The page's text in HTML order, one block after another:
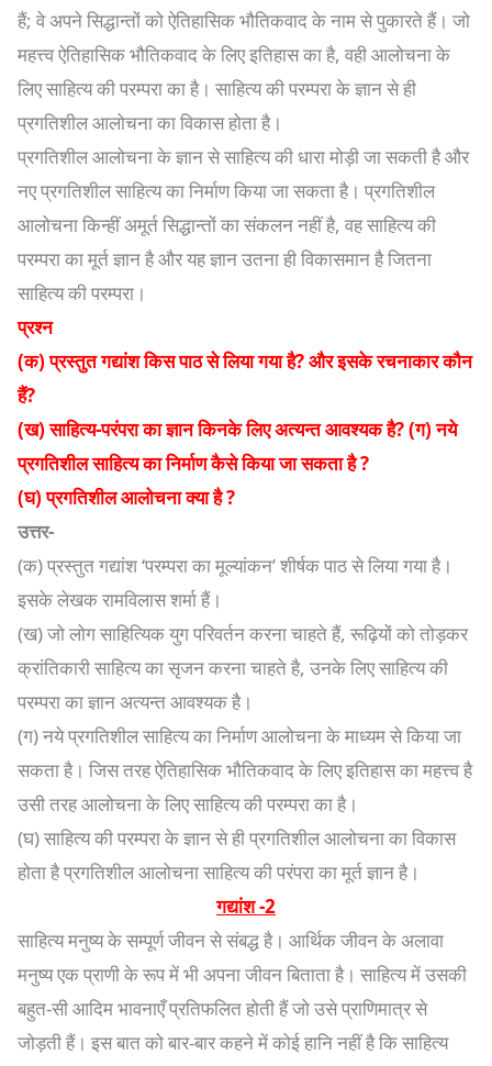
हैं; वे अपने सिद्धान्तों को ऐतिहासिक भौतिकवाद के नाम से पुकारते हैं। जो
महत्त्व ऐतिहासिक भौतिकवाद के लिए इतिहास का है, वही आलोचना के
लिए साहित्य की परम्परा का है। साहित्य की परम्परा के ज्ञान से ही
प्रगतिशील आलोचना का विकास होता है।
प्रगतिशील आलोचना के ज्ञान से साहित्य की धारा मोड़ी जा सकती है और
नए प्रगतिशील साहित्य का निर्माण किया जा सकता है। प्रगतिशील
आलोचना किन्हीं अमूर्त सिद्धान्तों का संकलन नहीं है, वह साहित्य की
परम्परा का मूर्त ज्ञान है और यह ज्ञान उतना ही विकासमान है जितना
साहित्य की परम्परा।
प्रश्न
(क) प्रस्तुत गद्यांश किस पाठ से लिया गया है? और इसके रचनाकार कौन
हैं?
(ख) साहित्य-परंपरा का ज्ञान किनके लिए अत्यन्त आवश्यक है? (ग) नये
प्रगतिशील साहित्य का निर्माण कैसे किया जा सकता है ?
(घ) प्रगतिशील आलोचना क्या है ?
उत्तर-
(क) प्रस्तुत गद्यांश ‘परम्परा का मूल्यांकन’ शीर्षक पाठ से लिया गया है।
इसके लेखक रामविलास शर्मा हैं।
(ख) जो लोग साहित्यिक युग परिवर्तन करना चाहते हैं, रूढ़ियों को तोड़कर
क्रांतिकारी साहित्य का सृजन करना चाहते है, उनके लिए साहित्य की
परम्परा का ज्ञान अत्यन्त आवश्यक है।
(ग) नये प्रगतिशील साहित्य का निर्माण आलोचना के माध्यम से किया जा
सकता है। जिस तरह ऐतिहासिक भौतिकवाद के लिए इतिहास का महत्त्व है
उसी तरह आलोचना के लिए साहित्य की परम्परा का है।
(घ) साहित्य की परम्परा के ज्ञान से ही प्रगतिशील आलोचना का विकास
होता है प्रगतिशील आलोचना साहित्य की परंपरा का मूर्त ज्ञान है।
गद्यांश -2
साहित्य मनुष्य के सम्पूर्ण जीवन से संबद्ध है। आर्थिक जीवन के अलावा
मनुष्य एक प्राणी के रूप में भी अपना जीवन बिताता है। साहित्य में उसकी
बहुत-सी आदिम भावनाएँ प्रतिफलित होती हैं जो उसे प्राणिमात्र से
जोड़ती हैं। इस बात को बार-बार कहने में कोई हानि नहीं है कि साहित्य